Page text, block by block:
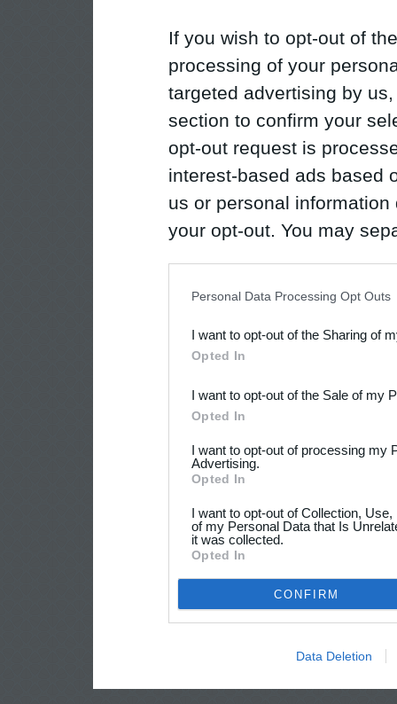
If you wish to opt-out of
processing of your
targeted advertising by
section to confirm your
opt-out request is
interest-based ads based
us or personal
your opt-out. You may
Downstream Participants
third parties.
Personal Data Processing Opt Outs
I want to opt-out of the Sharing of
Opted In
I want to opt-out of the Sale of my
Opted In
I want to opt-out of processing my
Advertising.
Opted In
I want to opt-out of Collection,
of my Personal Data that Is
it was collected.
Opted In
CONFIRM
Data Deletion